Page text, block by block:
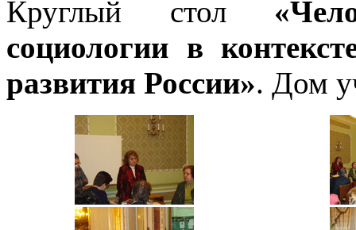
Круглый стол
социологии в
развития России». Дом